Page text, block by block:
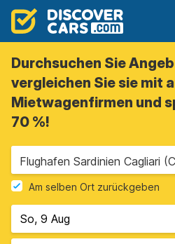
Durchsuchen Sie
vergleichen Sie sie mit
Mietwagenfirmen und
70 %!
Am selben Ort zurückgeben